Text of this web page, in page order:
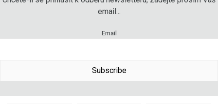
email...
Email
Subscribe